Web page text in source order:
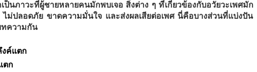
นภาวะที่ผู้ชายหลายคนมักพบเจอ สิ่งต่าง ๆ ที่เกี่ยวข้องกับอวัยวะเพศมัก
ม่ปลอดภัย ขาดความมั่นใจ และส่งผลเสียต่อเพศ นี่คือบางส่วนที่แบ่งปัน
ทความกัน
งค์แตก
ตก